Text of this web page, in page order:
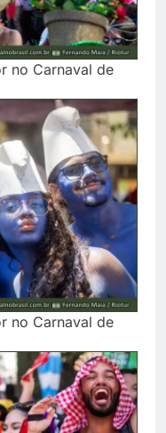
no Carnaval de
no Carnaval de